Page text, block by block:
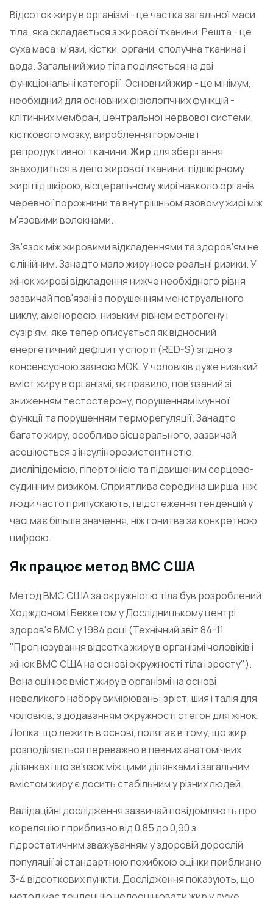
Відсоток жиру в організмі - це частка загальної маси
тіла, яка складається з жирової тканини. Решта - це
суха маса: м'язи, кістки, органи, сполучна тканина і
вода. Загальний жир тіла поділяється на дві
функціональні категорії. Основнийжир - це мінімум,
необхідний для основних фізіологічних функцій -
клітинних мембран, центральної нервової системи,
кісткового мозку, вироблення гормонів і
репродуктивної тканини.Жирдля зберігання
знаходиться в депо жирової тканини: підшкірному
жирі під шкірою, вісцеральному жирі навколо органів
черевної порожнини та внутрішньом'язовому жирі між
м'язовими волокнами.
Зв'язок між жировими відкладеннями та здоров'ям не
є лінійним. Занадто мало жиру несе реальні ризики. У
жінок жирові відкладення нижче необхідного рівня
зазвичай пов'язані з порушенням менструального
циклу, аменореєю, низьким рівнем естрогену і
сузір'ям, яке тепер описується як відносний
енергетичний дефіцит у спорті (RED-S) згідно з
консенсусною заявою МОК. У чоловіків дуже низький
вміст жиру в організмі, як правило, пов'язаний зі
зниженням тестостерону, порушенням імунної
функції та порушенням терморегуляції. Занадто
багато жиру, особливо вісцерального, зазвичай
асоціюється з інсулінорезистентністю,
дисліпідемією, гіпертонією та підвищеним серцево-
судинним ризиком. Сприятлива середина ширша, ніж
люди часто припускають, і відстеження тенденцій у
часі має більше значення, ніж гонитва за конкретною
цифрою.
Як працює метод ВМС США
Метод ВМС США за окружністю тіла був розроблений
Ходждоном і Беккетом у Дослідницькому центрі
здоров'я ВМС у 1984 році (Технічний звіт 84-11
"Прогнозування відсотка жиру в організмі чоловіків і
жінок ВМС США на основі окружності тіла і зросту").
Вона оцінює вміст жиру в організмі на основі
невеликого набору вимірювань: зріст, шия і талія для
чоловіків, з додаванням окружності стегон для жінок.
Логіка, що лежить в основі, полягає в тому, що жир
розподіляється переважно в певних анатомічних
ділянках і що зв'язок між цими ділянками і загальним
вмістом жиру є досить стабільним у різних людей.
Валідаційні дослідження зазвичай повідомляють про
кореляцію r приблизно від 0,85 до 0,90 з
гідростатичним зважуванням у здоровій дорослій
популяції зі стандартною похибкою оцінки приблизно
3-4 відсоткових пункти. Дослідження показують, що